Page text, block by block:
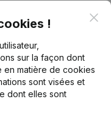
!
sur la façon dont
en matière de cookies
sont visées et
dont elles sont
internationale